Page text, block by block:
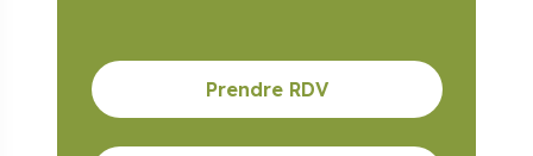
Prendre RDV